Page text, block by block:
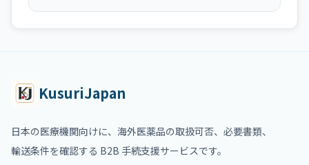
KusuriJapan
日本の医療機関向けに、海外医薬品の取扱可否、必要書類、
輸送条件を確認する B2B 手続支援サービスです。